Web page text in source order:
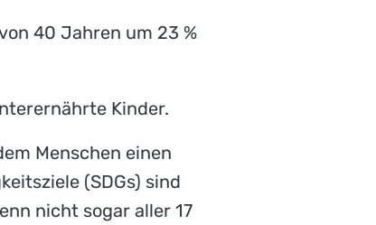
40 Jahren um 23 %
Kinder.
Menschen einen
(SDGs) sind
nicht sogar aller 17